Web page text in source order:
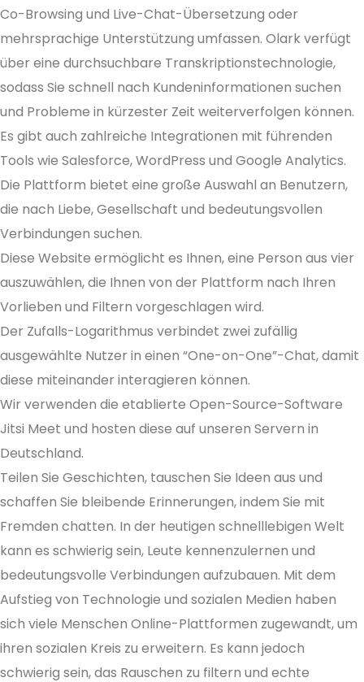
Co-Browsing und Live-Chat-Übersetzung oder
mehrsprachige Unterstützung umfassen. Olark verfügt
über eine durchsuchbare Transkriptionstechnologie,
sodass Sie schnell nach Kundeninformationen suchen
und Probleme in kürzester Zeit weiterverfolgen können.
Es gibt auch zahlreiche Integrationen mit führenden
Tools wie Salesforce, WordPress und Google Analytics.
Die Plattform bietet eine große Auswahl an Benutzern,
die nach Liebe, Gesellschaft und bedeutungsvollen
Verbindungen suchen.
Diese Website ermöglicht es Ihnen, eine Person aus vier
auszuwählen, die Ihnen von der Plattform nach Ihren
Vorlieben und Filtern vorgeschlagen wird.
Der Zufalls-Logarithmus verbindet zwei zufällig
ausgewählte Nutzer in einen “One-on-One”-Chat, damit
diese miteinander interagieren können.
Wir verwenden die etablierte Open-Source-Software
Jitsi Meet und hosten diese auf unseren Servern in
Deutschland.
Teilen Sie Geschichten, tauschen Sie Ideen aus und
schaffen Sie bleibende Erinnerungen, indem Sie mit
Fremden chatten. In der heutigen schnelllebigen Welt
kann es schwierig sein, Leute kennenzulernen und
bedeutungsvolle Verbindungen aufzubauen. Mit dem
Aufstieg von Technologie und sozialen Medien haben
sich viele Menschen Online-Plattformen zugewandt, um
ihren sozialen Kreis zu erweitern. Es kann jedoch
schwierig sein, das Rauschen zu filtern und echte